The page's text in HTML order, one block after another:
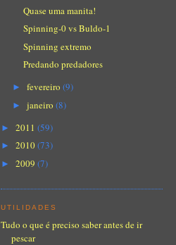
Quase uma manita!
Spinning-0 vs Buldo-1
Spinning extremo
Predando predadores
► fevereiro (9)
► janeiro (8)
► 2011 (59)
► 2010(73)
► 2009 (7)
UTILIDADES
Tudo o que é preciso saber antes de ir
pescar